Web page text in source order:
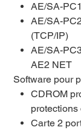
AE/SA-
AE/SA-
(TCP/IP)
AE/SA-
AE2 NET
Software pour
CDROM
Carte 2